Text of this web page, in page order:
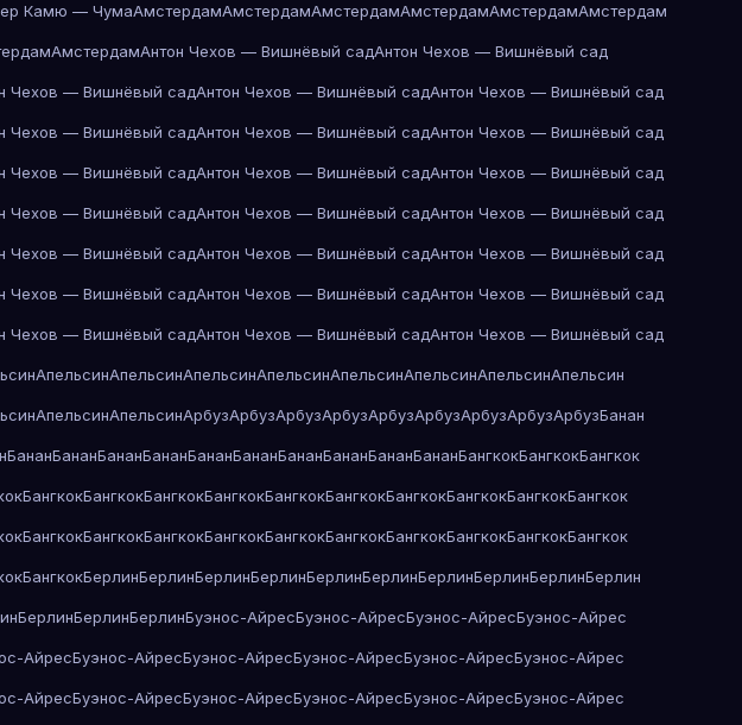
Камю — ЧумаАмстердамАмстердамАмстердамАмстердамАмстердамАмстердам
АмстердамАнтон Чехов — Вишнёвый садАнтон Чехов — Вишнёвый сад
Чехов — Вишнёвый садАнтон Чехов — Вишнёвый садАнтон Чехов — Вишнёвый сад
Чехов — Вишнёвый садАнтон Чехов — Вишнёвый садАнтон Чехов — Вишнёвый сад
Чехов — Вишнёвый садАнтон Чехов — Вишнёвый садАнтон Чехов — Вишнёвый сад
Чехов — Вишнёвый садАнтон Чехов — Вишнёвый садАнтон Чехов — Вишнёвый сад
Чехов — Вишнёвый садАнтон Чехов — Вишнёвый садАнтон Чехов — Вишнёвый сад
Чехов — Вишнёвый садАнтон Чехов — Вишнёвый садАнтон Чехов — Вишнёвый сад
Чехов — Вишнёвый садАнтон Чехов — Вишнёвый садАнтон Чехов — Вишнёвый сад
АпельсинАпельсинАпельсинАпельсинАпельсинАпельсинАпельсинАпельсин
АпельсинАпельсинАрбузАрбузАрбузАрбузАрбузАрбузАрбузАрбузАрбузБанан
БананБананБананБананБананБананБананБананБананБананБангкокБангкокБангкок
БангкокБангкокБангкокБангкокБангкокБангкокБангкокБангкокБангкокБангкок
БангкокБангкокБангкокБангкокБангкокБангкокБангкокБангкокБангкокБангкок
БангкокБерлинБерлинБерлинБерлинБерлинБерлинБерлинБерлинБерлинБерлин
БерлинБерлинБерлинБуэнос-АйресБуэнос-АйресБуэнос-АйресБуэнос-Айрес
АйресБуэнос-АйресБуэнос-АйресБуэнос-АйресБуэнос-АйресБуэнос-Айрес
АйресБуэнос-АйресБуэнос-АйресБуэнос-АйресБуэнос-АйресБуэнос-Айрес